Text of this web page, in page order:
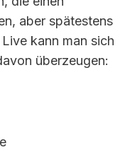
aber spätestens
kann man sich
überzeugen: